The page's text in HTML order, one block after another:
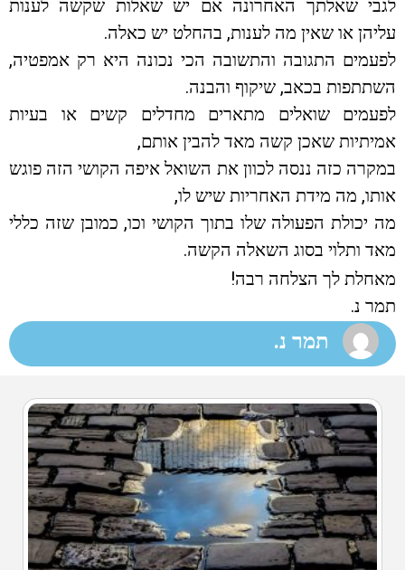
לגבי שאלתך האחרונה אם יש שאלות שקשה לענות
עליהן או שאין מה לענות, בהחלט יש כאלה.
לפעמים התגובה והתשובה הכי נכונה היא רק אמפטיה,
השתתפות בכאב, שיקוף והבנה.
לפעמים שואלים מתארים מחדלים קשים או בעיות
אמיתיות שאכן קשה מאד להבין אותם,
במקרה כזה ננסה לכוון את השואל איפה הקושי הזה פוגש
אותו, מה מידת האחריות שיש לו,
מה יכולת הפעולה שלו בתוך הקושי וכו, כמובן שזה כללי
מאד ותלוי בסוג השאלה הקשה.
מאחלת לך הצלחה רבה!
תמר נ.
תמר נ.